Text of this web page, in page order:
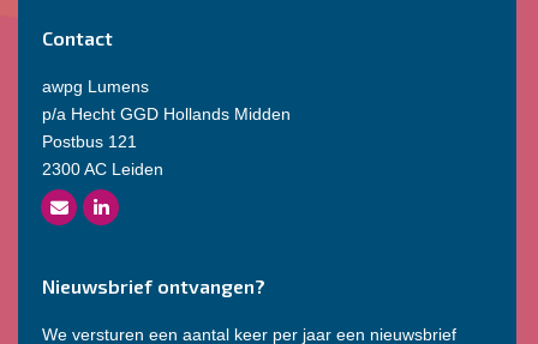
Contact
awpg Lumens
p/a Hecht GGD Hollands Midden
Postbus 121
2300 AC Leiden
Nieuwsbrief ontvangen?
We versturen een aantal keer per jaar een nieuwsbrief